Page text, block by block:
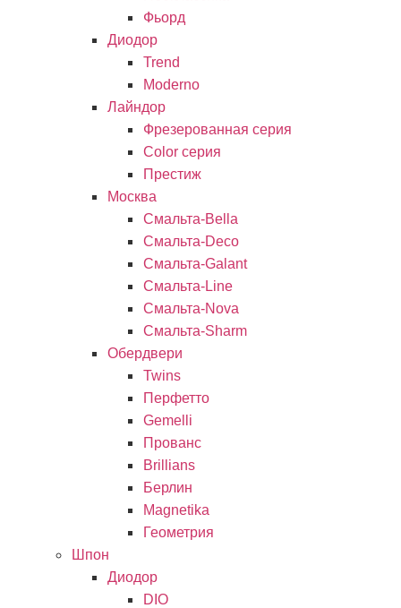
Фьорд
Диодор
Trend
Moderno
Лайндор
Фрезерованная серия
Color серия
Престиж
Москва
Смальта-Bella
Смальта-Deco
Смальта-Galant
Смальта-Line
Смальта-Nova
Смальта-Sharm
Обердвери
Twins
Перфетто
Gemelli
Прованс
Brillians
Берлин
Magnetika
Геометрия
Шпон
Диодор
DIO